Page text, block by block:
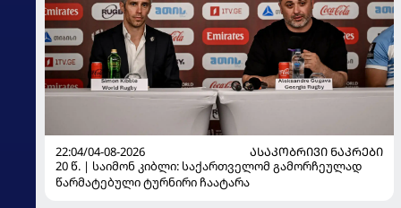
22:04/04-08-2026
ᲐᲡᲐᲙᲝᲑᲠᲘᲕᲘ ᲜᲐᲙᲠᲔᲑᲘ
20 წ. | საიმონ კიბლი: საქართველომ გამორჩეულად
წარმატებული ტურნირი ჩაატარა